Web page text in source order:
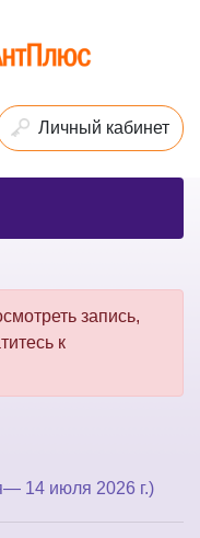
Личный кабинет
запись,
к
14 июля 2026 г.)